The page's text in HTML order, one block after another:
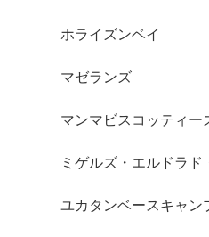
ホライズンベイ
マゼランズ
マンマビスコッティー
ミゲルズ・エルドラド
ユカタンベースキャン